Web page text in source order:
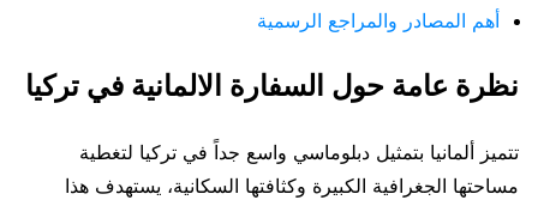
أهم المصادر والمراجع الرسمية
نظرة عامة حول السفارة الالمانية في تركيا
تتميز ألمانيا بتمثيل دبلوماسي واسع جداً في تركيا لتغطية
مساحتها الجغرافية الكبيرة وكثافتها السكانية، يستهدف هذا